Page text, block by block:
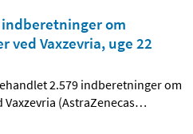
om
Vaxzevria, uge 22
2.579 indberetninger om
(AstraZenecas…